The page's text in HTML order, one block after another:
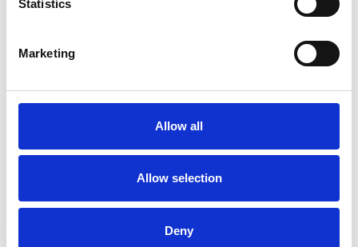
Statistics
Marketing
Allow all
Allow selection
Deny
hij geschikt is voor uiteenlopende werkzaamheden op hoogte.
De ladder is uitgerust met
Polyester coating – duurzaam en
eenhoogwaardige polyester coating, wat zorgt voor
meerdere praktische voordelen:
Blijft langer mooi en behoudt een professionele uitstraling
Geen zwarte handen of kleding door onbehandeld